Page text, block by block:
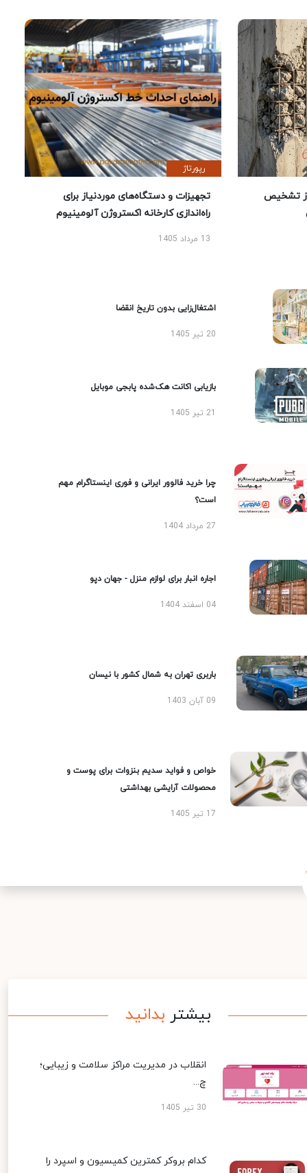
تشخیص
رپورتاژ
تجهیزات و دستگاه‌های موردنیاز برای
راه‌اندازی کارخانه اکستروژن آلومینیوم
13 مرداد 1405
اشتغال‌زایی بدون تاریخ انقضا
20 تیر 1405
بازیابی اکانت هک‌شده پابجی موبایل
چرا خرید فالوور ایرانی و فوری اینستاگرام مهم
است؟
27 مرداد 1404
اجاره انبار برای لوازم منزل - جهان دپو
04 اسفند 1404
باربری تهران به شمال کشور با نیسان
09 آبان 1403
خواص و فواید سدیم بنزوات برای پوست و
محصولات آرایشی بهداشتی
17 تیر 1405
بیشتر بدانید
انقلاب در مدیریت مراکز سلامت و زیبایی؛
چ...
30 تیر 1405
کدام بروکر کمترین کمیسیون و اسپرد را